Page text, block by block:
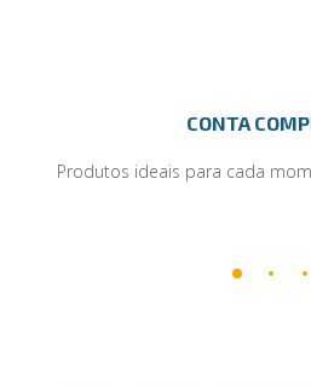
CONTA
Produtos ideais para cada